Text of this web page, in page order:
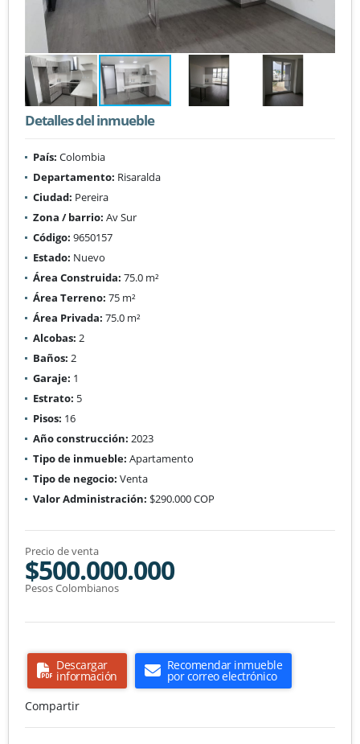
Detalles del inmueble
País: Colombia
Departamento: Risaralda
Ciudad: Pereira
Zona / barrio: Av Sur
Código: 9650157
Estado: Nuevo
Área Construida: 75.0 m²
Área Terreno: 75 m²
Área Privada: 75.0 m²
Alcobas: 2
Baños: 2
Garaje: 1
Estrato: 5
Pisos: 16
Año construcción: 2023
Tipo de inmueble: Apartamento
Tipo de negocio: Venta
Valor Administración: $290.000 COP
Precio de venta
$500.000.000
Pesos Colombianos
Descargar
información
Recomendar inmueble
por correo electrónico
Compartir